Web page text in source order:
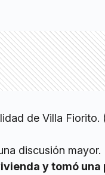
de Villa Fiorito.
discusión
y tomó